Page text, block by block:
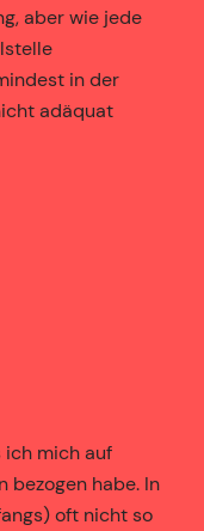
aber wie jede
in der
adäquat
ich mich auf
bezogen habe. In
oft nicht so